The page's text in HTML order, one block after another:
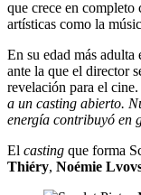
que crece en completo
artísticas como la
En su edad más
ante la que el director
revelación para el cine.
a un casting abierto.
energía contribuyó en
El casting que forma
Thiéry, Noémie